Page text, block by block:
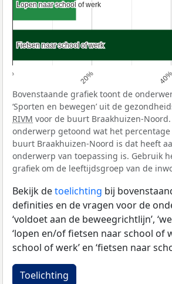
0% 20% 40%
Lopen naar school of werk
Lopen naar school of werk
Fietsen naar school of werk
Fietsen naar school of werk
Bovenstaande grafiek toont de
‘Sporten en bewegen’ uit de
RIVM voor de buurt Braakhuizen-
onderwerp getoond wat het
buurt Braakhuizen-Noord is dat heeft
onderwerp van toepassing is. Gebruik
grafiek om de leeftijdsgroep van de
Bekijk detoelichting bij
definities en de vragen voor de
‘voldoet aan de beweegrichtlijn’,
‘lopen en/of fietsen naar school of
school of werk’ en ‘fietsen naar
Toelichting